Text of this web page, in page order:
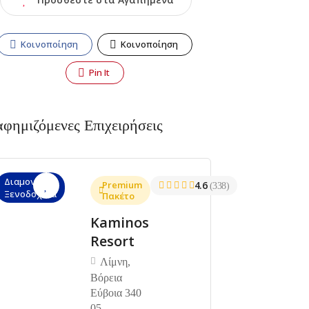
Κοινοποίηση Κοινοποίηση
Pin It
Επιχειρήσεις
Διαμονή,
Ξενοδοχεία
Premium
Πακέτο
Kaminos
Resort
Λίμνη,
Βόρεια
Εύβοια 340
4.6 (338)